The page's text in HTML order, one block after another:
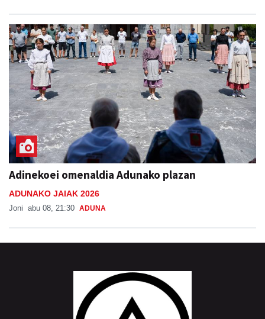
Adinekoei omenaldia Adunako plazan
ADUNAKO JAIAK 2026
Joni abu 08, 21:30 ADUNA